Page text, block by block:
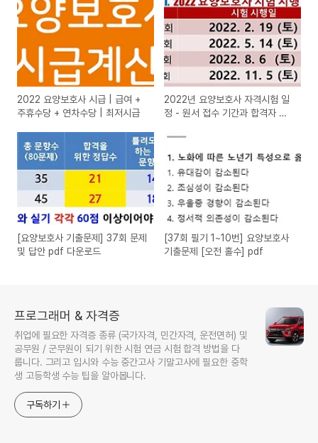
2022 요양보호사 시급 | 급여 +
주휴수당 + 연차수당 | 최저시급
2022년 요양보호사 자격시험 일
정 - 원서 접수 기간과 합격자 발
[요양보호사 기출문제] 37회 문제
및 답안 pdf 다운로드
[37회 필기 1~10번] 요양보호사
기출문제 [오전 홀수] pdf
프로그래머 & 자격증
취업에 필요한 자격증 종류 (국가자격, 민간자격, 운전면허) 및
공무원 / 군무원이 되기 위한 시험 연금 시험 합격 방법을 다
룹니다. 그리고 입시와 수능 중간고사 기말고사에 필요한 중학
생 고등학생 수능 팁을 알아봅니다.
구독하기